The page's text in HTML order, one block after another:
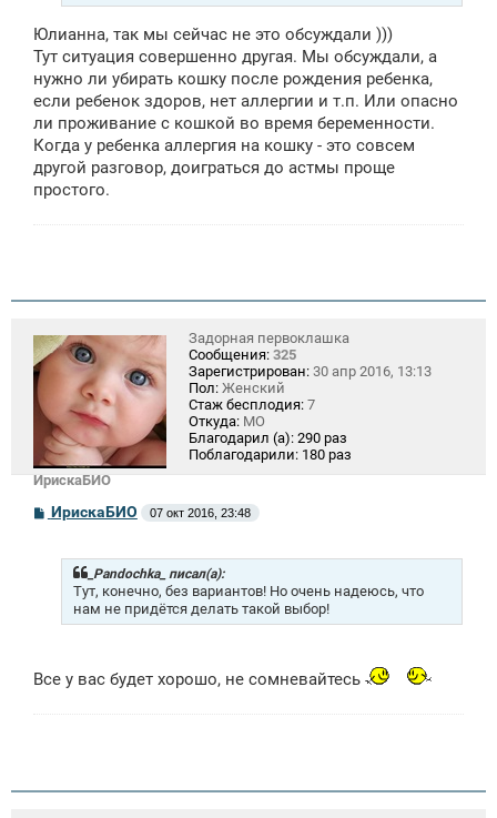
Юлианна, так мы сейчас не это обсуждали )))
Тут ситуация совершенно другая. Мы обсуждали, а
нужно ли убирать кошку после рождения ребенка,
если ребенок здоров, нет аллергии и т.п. Или опасно
ли проживание с кошкой во время беременности.
Когда у ребенка аллергия на кошку - это совсем
другой разговор, доиграться до астмы проще
простого.
ИрискаБИО
Задорная первоклашка
Сообщения: 325
Зарегистрирован: 30 апр 2016, 13:13
Пол: Женский
Стаж бесплодия: 7
Откуда: МО
Благодарил (а): 290 раз
Поблагодарили: 180 раз
СИрискаБИО 07 окт 2016, 23:48
_Pandochka_ писал(а):
Тут, конечно, без вариантов! Но очень надеюсь, что
нам не придётся делать такой выбор!
Все у вас будет хорошо, не сомневайтесь